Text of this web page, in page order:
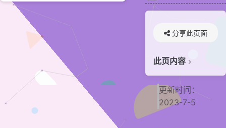
分享此页面
此页内容
简介
演示
常见问题
更新时间：
2023-7-5